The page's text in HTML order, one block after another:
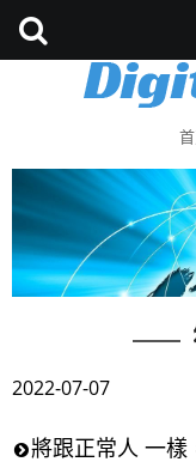
2022-07-07
將跟正常人 一樣